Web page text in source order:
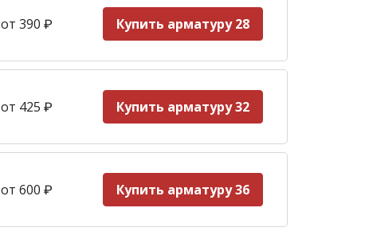
от 390₽ Купить арматуру 28
от 425 ₽ Купить арматуру 32
от 600 ₽ Купить арматуру 36